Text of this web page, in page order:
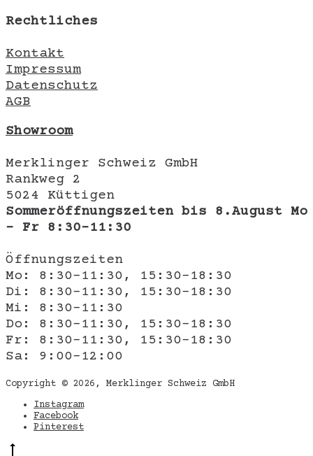
Rechtliches
Kontakt
Impressum
Datenschutz
AGB
Showroom
Merklinger Schweiz GmbH
Rankweg 2
5024 Küttigen
Sommeröffnungszeiten bis 8.August Mo
- Fr 8:30-11:30
Öffnungszeiten
Mo: 8:30-11:30, 15:30-18:30
Di: 8:30-11:30, 15:30-18:30
Mi: 8:30-11:30
Do: 8:30-11:30, 15:30-18:30
Fr: 8:30-11:30, 15:30-18:30
Sa: 9:00-12:00
Copyright © 2026, Merklinger Schweiz GmbH
Instagram
Facebook
Pinterest